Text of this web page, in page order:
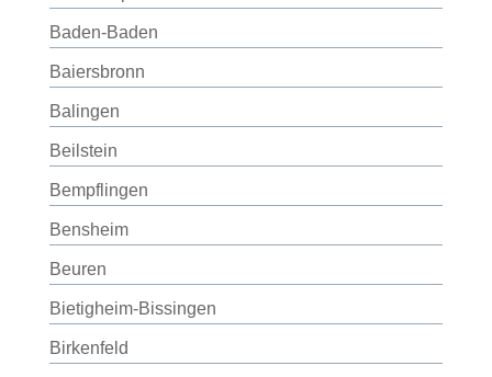
Baden-Baden
Baiersbronn
Balingen
Beilstein
Bempflingen
Bensheim
Beuren
Bietigheim-Bissingen
Birkenfeld